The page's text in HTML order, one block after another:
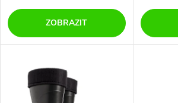
o
d
o
ZOBRAZIT